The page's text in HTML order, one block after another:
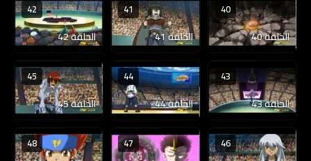
40
الحلقة 40
41
الحلقة 41
42
الحلقة 42
43
الحلقة 43
44
الحلقة 44
45
الحلقة 45
46
47
48